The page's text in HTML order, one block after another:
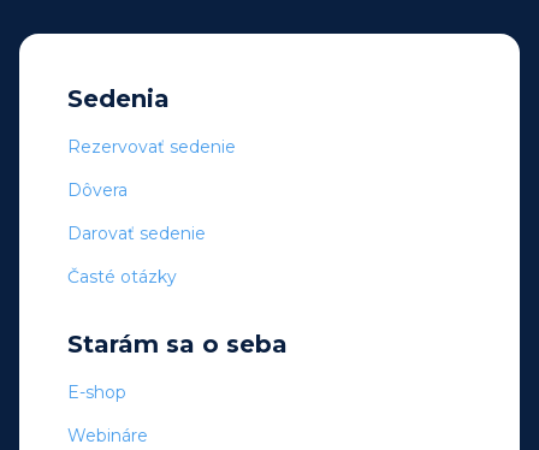
Sedenia
Rezervovať sedenie
Dôvera
Darovať sedenie
Časté otázky
Starám sa o seba
E-shop
Webináre